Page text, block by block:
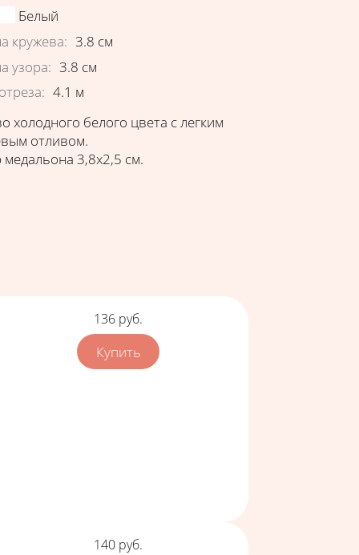
Белый
кружева: 3.8 см
узора: 3.8 см
: 4.1 м
холодного белого цвета с легким
отливом.
медальона 3,8х2,5 см.
Цена
136 руб.
Цена
140 руб.